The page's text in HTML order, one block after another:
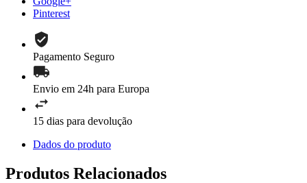
Pinterest
Pagamento Seguro
Envio em 24h para Europa
15 dias para devolução
Dados do produto
Produtos Relacionados